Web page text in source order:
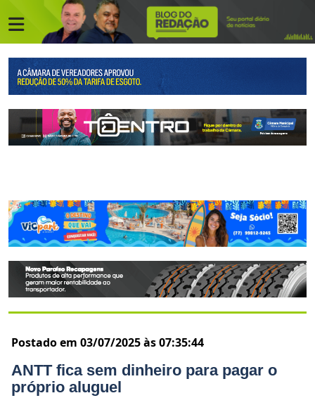
Postado em 03/07/2025 às 07:35:44
ANTT fica sem dinheiro para pagar o
próprio aluguel